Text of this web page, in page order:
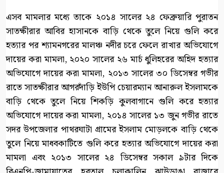
এসব মামলার মধ্যে তাকে ২০১৪ সালের ২৪ ফেব্রুয়ারি পুরাতন
সাতক্ষীরার আবির হাসানকে বাড়ি থেকে তুলে নিয়ে গুলি করে
হত্যার পর শ্যামনগরের মালঞ্চ নদীর চরে ফেলে রাখার অভিযোগে
দায়ের করা মামলা, ২০২০ সালের ২৬ মার্চ ধুলিহরের অহিদ হত্যার
অভিযোগে দায়ের করা মামলা, ২০১৩ সালের ৩০ ডিসেম্বর গভীর
রাতে সাতক্ষীরার আগরদাঁড়ি ইউপি চেয়ারম্যান আনারুল ইসলামকে
বাড়ি থেকে তুলে নিয়ে শিকড়ি কুলবাগানে গুলি করে হত্যার
অভিযোগে দায়ের করা মামলা, ২০১৪ সালের ১৩ জুন গভীর রাতে
সদর উপজেলার পাথরঘাটা গ্রামের ইসলাম মোড়লকে বাড়ি থেকে
তুলে নিয়ে মাধবকাটিতে গুলি করে হত্যার অভিযোগে দায়ের করা
মামলা এবং ২০১৩ সালের ২৪ ডিসেম্বর সকাল ৯টার দিকে